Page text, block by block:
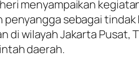
menyampaikan
sebagai
di wilayah Jakarta Pusat,
daerah.